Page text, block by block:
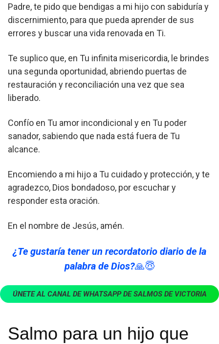
Padre, te pido que bendigas a mi hijo con sabiduría y
discernimiento, para que pueda aprender de sus
errores y buscar una vida renovada en Ti.
Te suplico que, en Tu infinita misericordia, le brindes
una segunda oportunidad, abriendo puertas de
restauración y reconciliación una vez que sea
liberado.
Confío en Tu amor incondicional y en Tu poder
sanador, sabiendo que nada está fuera de Tu
alcance.
Encomiendo a mi hijo a Tu cuidado y protección, y te
agradezco, Dios bondadoso, por escuchar y
responder esta oración.
En el nombre de Jesús, amén.
¿Te gustaría tener un recordatorio diario de la
palabra de Dios?🙏😇
ÚNETE AL CANAL DE WHATSAPP DE SALMOS DE VICTORIA
Salmo para un hijo que